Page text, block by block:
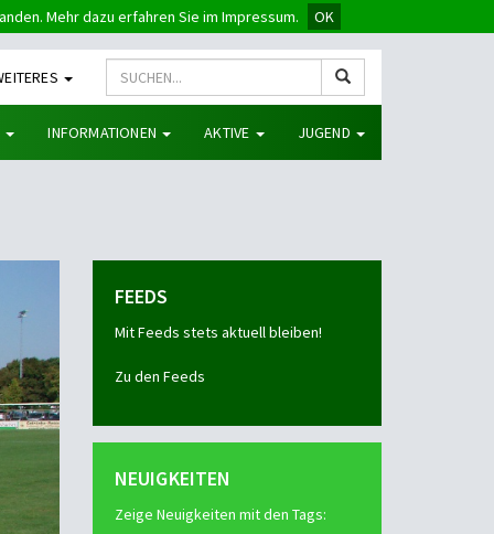
Mehr dazu erfahren Sie im Impressum. OK
INFORMATIONEN AKTIVE JUGEND
FEEDS
Mit Feeds stets aktuell bleiben!
Zu den Feeds
NEUIGKEITEN
Zeige Neuigkeiten mit den Tags: